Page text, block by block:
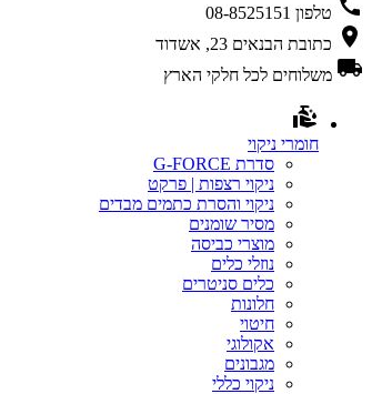
טלפון 08-8525151
כתובת הבנאים 23, אשדוד
משלוחים לכל חלקי הארץ
חומרי ניקוי
סדרת G-FORCE
ניקוי רצפות | פרקט
ניקוי והסרת כתמים מבדים
מסיר שומנים
מוצרי כביסה
נוזלי כלים
כלים סניטרים
חלונות
חיטוי
אקולוגי
מגבונים
ניקוי כללי